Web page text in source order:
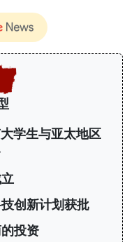
学生与亚太地区
创新计划获批
投资